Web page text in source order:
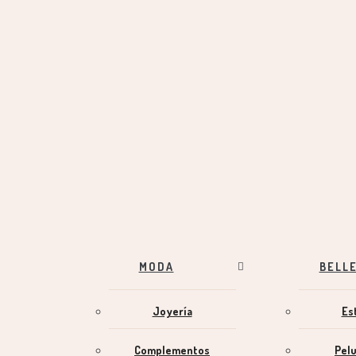
MODA
Joyería
Complementos